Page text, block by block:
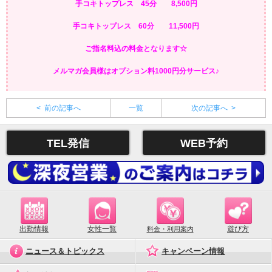
手コキトップレス 45分 8,500円
手コキトップレス 60分 11,500円
ご指名料込の料金となります☆
メルマガ会員様はオプション料1000円分サービス♪
< 前の記事へ 一覧 次の記事へ >
TEL発信 WEB予約
出勤情報 女性一覧 料金・利用案内 遊び方
ニュース＆トピックス キャンペーン情報